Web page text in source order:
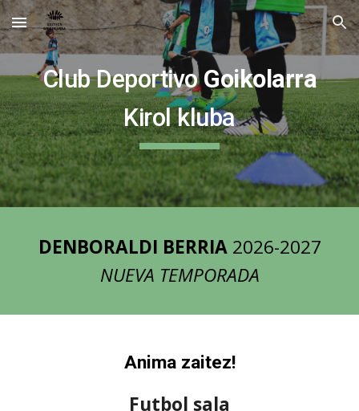
Skip to main content Skip to navigation
Club DeportivoGoikolarra
Kirol kluba
DENBORALDI BERRIA 2026-2027
NUEVA TEMPORADA
Anima zaitez!
Futbol sala